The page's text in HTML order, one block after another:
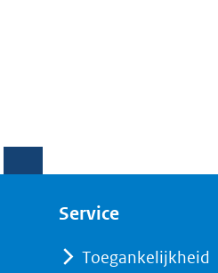
Service
Toegankelijkheid